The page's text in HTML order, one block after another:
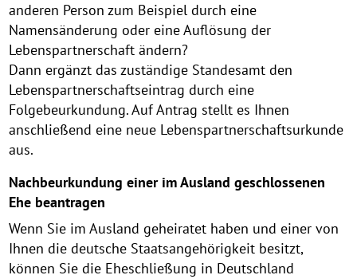
anderen Person zum Beispiel durch eine
Namensänderung oder eine Auflösung der
Lebenspartnerschaft ändern?
Dann ergänzt das zuständige Standesamt den
Lebenspartnerschaftseintrag durch eine
Folgebeurkundung. Auf Antrag stellt es Ihnen
anschließend eine neue Lebenspartnerschaftsurkunde
aus.
Nachbeurkundung einer im Ausland geschlossenen
Ehe beantragen
Wenn Sie im Ausland geheiratet haben und einer von
Ihnen die deutsche Staatsangehörigkeit besitzt,
können Sie die Eheschließung in Deutschland